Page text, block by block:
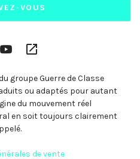
YouTube
Channel
groupe Guerre de Classe
ou adaptés pour autant
du mouvement réel
en soit toujours clairement
de vente